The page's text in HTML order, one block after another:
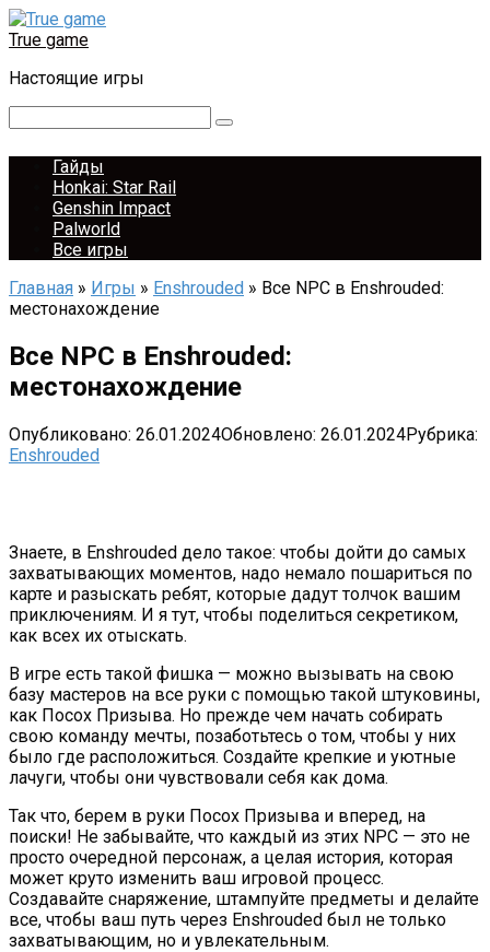
Перейти
к
True game
Настоящие игры
Гайды
Honkai: Star Rail
Genshin Impact
Palworld
Все игры
Главная » Игры » Enshrouded » Все NPC в Enshrouded:
местонахождение
Все NPC в Enshrouded:
местонахождение
Опубликовано: 26.01.2024Обновлено: 26.01.2024Рубрика:
Enshrouded
Знаете, в Enshrouded дело такое: чтобы дойти до самых
захватывающих моментов, надо немало пошариться по
карте и разыскать ребят, которые дадут толчок вашим
приключениям. И я тут, чтобы поделиться секретиком,
как всех их отыскать.
В игре есть такой фишка — можно вызывать на свою
базу мастеров на все руки с помощью такой штуковины,
как Посох Призыва. Но прежде чем начать собирать
свою команду мечты, позаботьтесь о том, чтобы у них
было где расположиться. Создайте крепкие и уютные
лачуги, чтобы они чувствовали себя как дома.
Так что, берем в руки Посох Призыва и вперед, на
поиски! Не забывайте, что каждый из этих NPC — это не
просто очередной персонаж, а целая история, которая
может круто изменить ваш игровой процесс.
Создавайте снаряжение, штампуйте предметы и делайте
все, чтобы ваш путь через Enshrouded был не только
захватывающим, но и увлекательным.